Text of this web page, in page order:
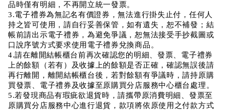
品時僅有明細，不再開立統一發票。
3.電子禮券為無記名有價證券，無法進行掛失止付，任何人
持之皆可使用，請自行妥善保管，如有遺失，恕不補發；結
帳前請出示電子禮券，為避免爭議，恕無法接受手抄截圖或
口說序號方式要求使用電子禮券兌換商品。
4.請在離開結帳櫃台前再次確認您的明細、發票、電子禮券
上的餘額（若有）及收據上的餘額是否正確，確認無誤後請
再行離開，離開結帳櫃台後，若對餘額有爭議時，請持原購
買發票、電子禮券及收據至原購買分店服務中心櫃台處理。
5.若發現商品有瑕疵欲退貨時，請攜帶原消費明細、發票至
原購買分店服務中心進行退貨，款項將依原使用之付款方式